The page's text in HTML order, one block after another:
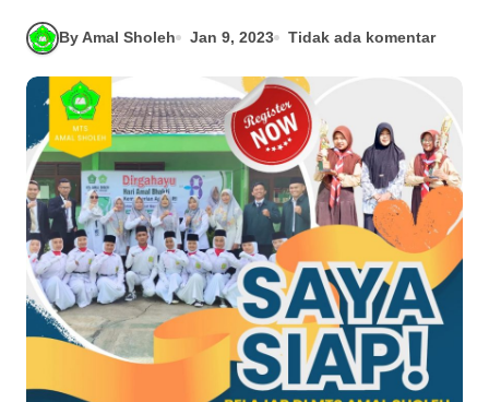
By Amal Sholeh Jan 9, 2023 Tidak ada komentar